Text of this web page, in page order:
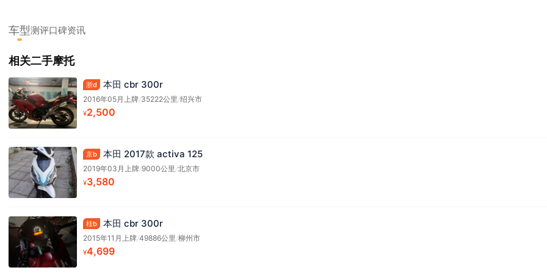
车型测评口碑资讯
相关二手摩托
浙d 本田 cbr 300r
2016年05月上牌/35222公里 /绍兴市
¥2,500
京b 本田 2017款 activa 125
2019年03月上牌/9000公里 /北京市
¥3,580
桂b 本田 cbr 300r
2015年11月上牌/49886公里 /柳州市
¥4,699